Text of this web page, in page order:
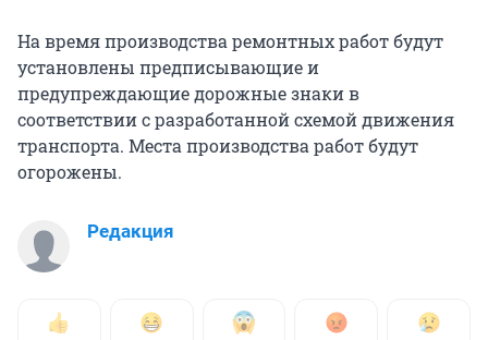
На время производства ремонтных работ будут
установлены предписывающие и
предупреждающие дорожные знаки в
соответствии с разработанной схемой движения
транспорта. Места производства работ будут
огорожены.
Редакция